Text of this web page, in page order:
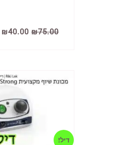
₪75.00
המחיר
המקורי
₪40.00
דיל!